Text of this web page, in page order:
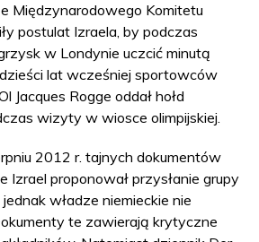
Międzynarodowego Komitetu
postulat Izraela, by podczas
w Londynie uczcić minutą
lat wcześniej sportowców
Jacques Rogge oddał hołd
wizyty w wiosce olimpijskiej.
2012 r. tajnych dokumentów
Izrael proponował przysłanie grupy
władze niemieckie nie
te zawierają krytyczne